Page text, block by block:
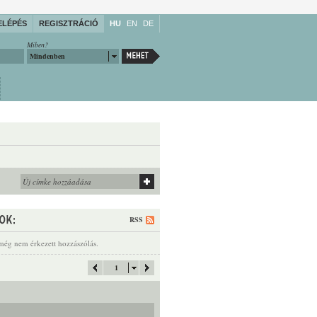
REGISZTRÁCIÓ HU EN DE
Miben?
Mindenben
RSS
nem érkezett hozzászólás.
1